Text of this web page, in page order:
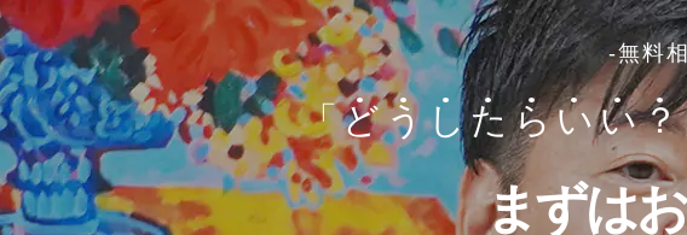
-無料
「どうした らいい？
まずは